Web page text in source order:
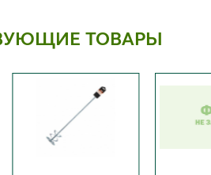
ТОВАРЫ